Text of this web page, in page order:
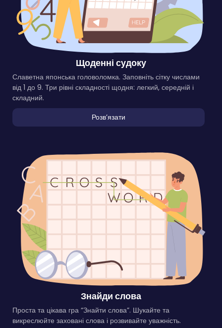
Щоденні судоку
Славетна японська головоломка. Заповніть сітку числами
від 1 до 9. Три рівні складності щодня: легкий, середній і
складний.
Розвʼязати
Знайди слова
Проста та цікава гра “Знайти слова”. Шукайте та
викреслюйте заховані слова і розвивайте уважність.